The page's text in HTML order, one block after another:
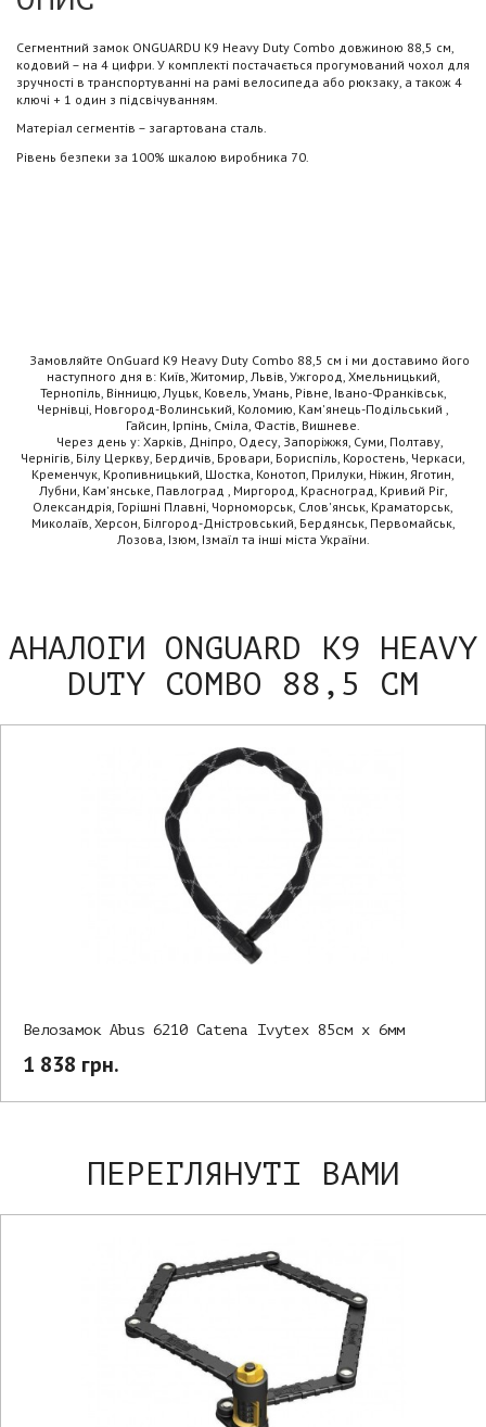
Сегментний замок ONGUARDU K9 Heavy Duty Combo довжиною 88,5 см,
кодовий – на 4 цифри. У комплекті постачається прогумований чохол для
зручності в транспортуванні на рамі велосипеда або рюкзаку, а також 4
ключі + 1 один з підсвічуванням.
Матеріал сегментів – загартована сталь.
Рівень безпеки за 100% шкалою виробника 70.
Замовляйте OnGuard K9 Heavy Duty Combo 88,5 см і ми доставимо його
наступного дня в: Київ, Житомир, Львів, Ужгород, Хмельницький,
Тернопіль, Вінницю, Луцьк, Ковель, Умань, Рівне, Івано-Франківськ,
Чернівці, Новгород-Волинський, Коломию, Кам'янець-Подільський ,
Гайсин, Ірпінь, Сміла, Фастів, Вишневе.
Через день у: Харків, Дніпро, Одесу, Запоріжжя, Суми, Полтаву,
Чернігів, Білу Церкву, Бердичів, Бровари, Бориспіль, Коростень, Черкаси,
Кременчук, Кропивницький, Шостка, Конотоп, Прилуки, Ніжин, Яготин,
Лубни, Кам'янське, Павлоград , Миргород, Красноград, Кривий Ріг,
Олександрія, Горішні Плавні, Чорноморськ, Слов'янськ, Краматорськ,
Миколаїв, Херсон, Білгород-Дністровський, Бердянськ, Первомайськ,
Лозова, Ізюм, Ізмаїл та інші міста України.
АНАЛОГИ ONGUARD K9 HEAVY
DUTY COMBO 88,5 СМ
Велозамок Abus 6210 Catena Ivytex 85см х 6мм
1 838 грн.
ПЕРЕГЛЯНУТІ ВАМИ